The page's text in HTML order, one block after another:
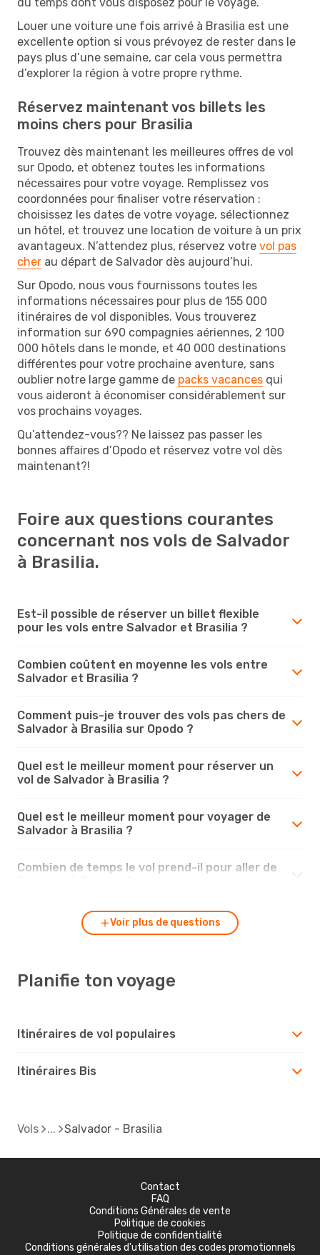
Louer une voiture une fois arrivé à Brasilia est une
excellente option si vous prévoyez de rester dans le
pays plus d’une semaine, car cela vous permettra
d’explorer la région à votre propre rythme.
Réservez maintenant vos billets les
moins chers pour Brasilia
Trouvez dès maintenant les meilleures offres de vol
sur Opodo, et obtenez toutes les informations
nécessaires pour votre voyage. Remplissez vos
coordonnées pour finaliser votre réservation :
choisissez les dates de votre voyage, sélectionnez
un hôtel, et trouvez une location de voiture à un prix
avantageux. N’attendez plus, réservez votre vol pas
cher au départ de Salvador dès aujourd’hui.
Sur Opodo, nous vous fournissons toutes les
informations nécessaires pour plus de 155 000
itinéraires de vol disponibles. Vous trouverez
information sur 690 compagnies aériennes, 2 100
000 hôtels dans le monde, et 40 000 destinations
différentes pour votre prochaine aventure, sans
oublier notre large gamme de packs vacances qui
vous aideront à économiser considérablement sur
vos prochains voyages.
Qu’attendez-vous?? Ne laissez pas passer les
bonnes affaires d’Opodo et réservez votre vol dès
maintenant?!
Foire aux questions courantes
concernant nos vols de Salvador
à Brasilia.
Est-il possible de réserver un billet flexible
pour les vols entre Salvador et Brasilia ?
Combien coûtent en moyenne les vols entre
Salvador et Brasilia ?
Comment puis-je trouver des vols pas chers de
Salvador à Brasilia sur Opodo ?
Quel est le meilleur moment pour réserver un
vol de Salvador à Brasilia ?
Quel est le meilleur moment pour voyager de
Salvador à Brasilia ?
Combien de temps le vol prend-il pour aller de
Voir plus de questions
Planifie ton voyage
Itinéraires de vol populaires
Itinéraires Bis
Vols Salvador - Brasilia
Contact
FAQ
Conditions Générales de vente
Politique de cookies
Politique de confidentialité
Conditions générales d'utilisation des codes promotionnels